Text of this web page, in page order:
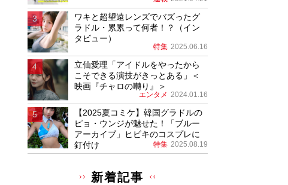
ワキと超望遠レンズでバズったグ
ラドル・累累って何者！？（イン
タビュー）
特集 2025.06.16
立仙愛理「アイドルをやったから
こそできる演技がきっとある」＜
映画『チャロの囀り』＞
エンタメ 2024.01.16
【2025夏コミケ】韓国グラドルの
ピョ・ウンジが魅せた！「ブルー
アーカイブ」ヒビキのコスプレに
釘付け
特集 2025.08.19
新着記事